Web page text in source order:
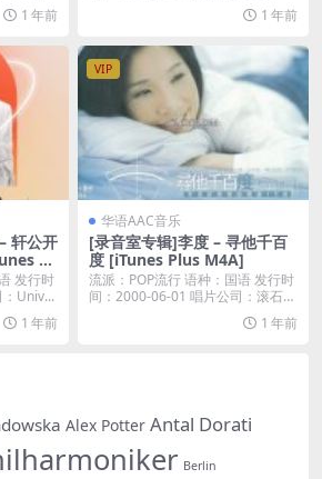
1 年前 1 年前
轩公开
Pl
发行时
Univ...
1 年前
VIP
华语AAC音乐
[录音室专辑]李度 – 寻他千百
度 [iTunes Plus M4A]
流派：POP流行 语种：国语 发行时
间：2000-06-01 唱片公司：滚石唱
1 年前
Alex Potter Antal Dorati
Berlin